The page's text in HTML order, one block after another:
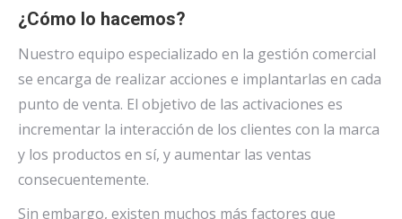
¿Cómo lo hacemos?
Nuestro equipo especializado en la gestión comercial
se encarga de realizar acciones e implantarlas en cada
punto de venta. El objetivo de las activaciones es
incrementar la interacción de los clientes con la marca
y los productos en sí, y aumentar las ventas
consecuentemente.
Sin embargo, existen muchos más factores que